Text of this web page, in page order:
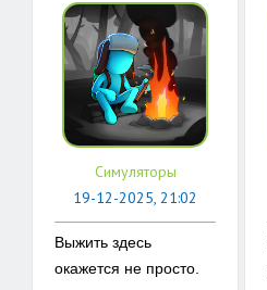
Симуляторы
19-12-2025, 21:02
Выжить здесь
окажется не просто.